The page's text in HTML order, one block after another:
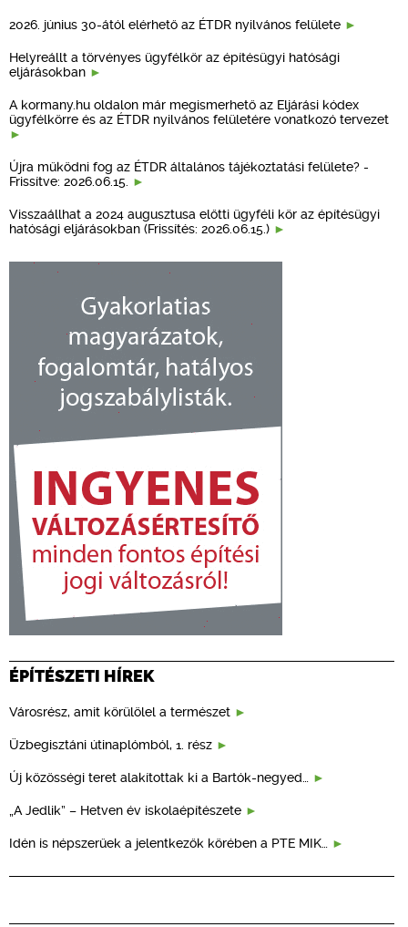
2026. június 30-ától elérhető az ÉTDR nyilvános felülete
Helyreállt a törvényes ügyfélkör az építésügyi hatósági
eljárásokban
A kormany.hu oldalon már megismerhető az Eljárási kódex
ügyfélkörre és az ÉTDR nyilvános felületére vonatkozó tervezet
Újra működni fog az ÉTDR általános tájékoztatási felülete? -
Frissítve: 2026.06.15.
Visszaállhat a 2024 augusztusa előtti ügyféli kör az építésügyi
hatósági eljárásokban (Frissítés: 2026.06.15.)
ÉPÍTÉSZETI HÍREK
Városrész, amit körülölel a természet
Üzbegisztáni útinaplómból, 1. rész
Új közösségi teret alakítottak ki a Bartók-negyed…
„A Jedlik” – Hetven év iskolaépítészete
Idén is népszerűek a jelentkezők körében a PTE MIK…